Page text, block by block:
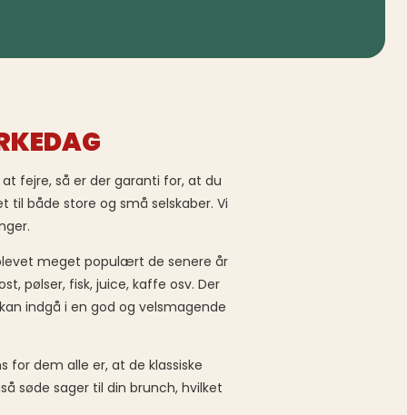
fejre, så er der garanti for, at du
både store og små selskaber. Vi
meget populært de senere år
pølser, fisk, juice, kaffe osv. Der
indgå i en god og velsmagende
dem alle er, at de klassiske
søde sager til din brunch, hvilket